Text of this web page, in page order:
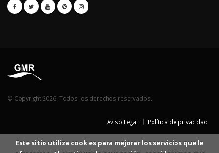
© Copyright 2026. Todos los derechos reservados.
Aviso Legal Política de privacidad
Este sitio utiliza cookies para mejorar los servicios que le